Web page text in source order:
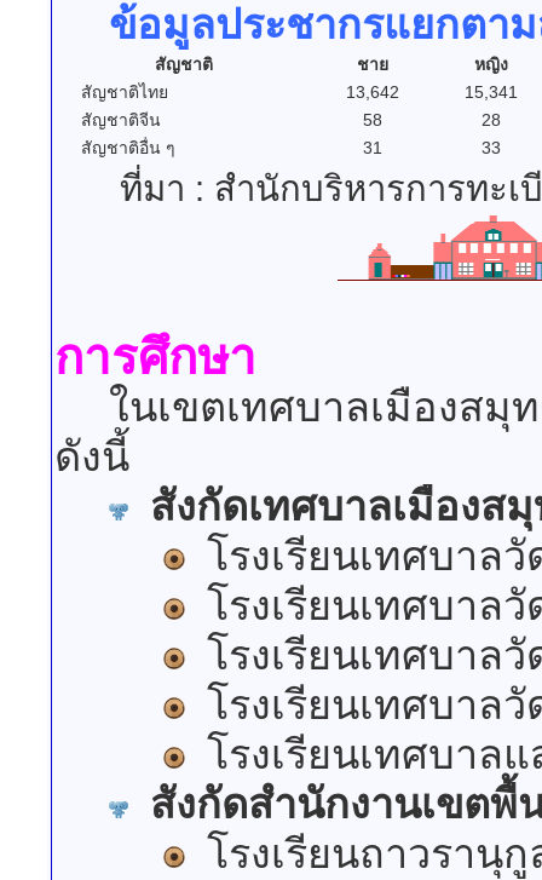
ข้อมูลประชากรแยกตา
สัญชาติ ชาย
หญิง
สัญชาติไทย
13,642
15,341
สัญชาติจีน
58
28
สัญชาติอื่น ๆ
31 33
ที่มา : สำนักบริหารการทะเ
การศึกษา
ในเขตเทศบาลเมืองสมุท
ดังนี้
สังกัดเทศบาลเมืองส
โรงเรียนเทศบาล
โรงเรียนเทศบาล
โรงเรียนเทศบาล
โรงเรียนเทศบา
โรงเรียนเทศบาล
สังกัดสำนักงานเขตพื้
โรงเรียนถาวรานุกู